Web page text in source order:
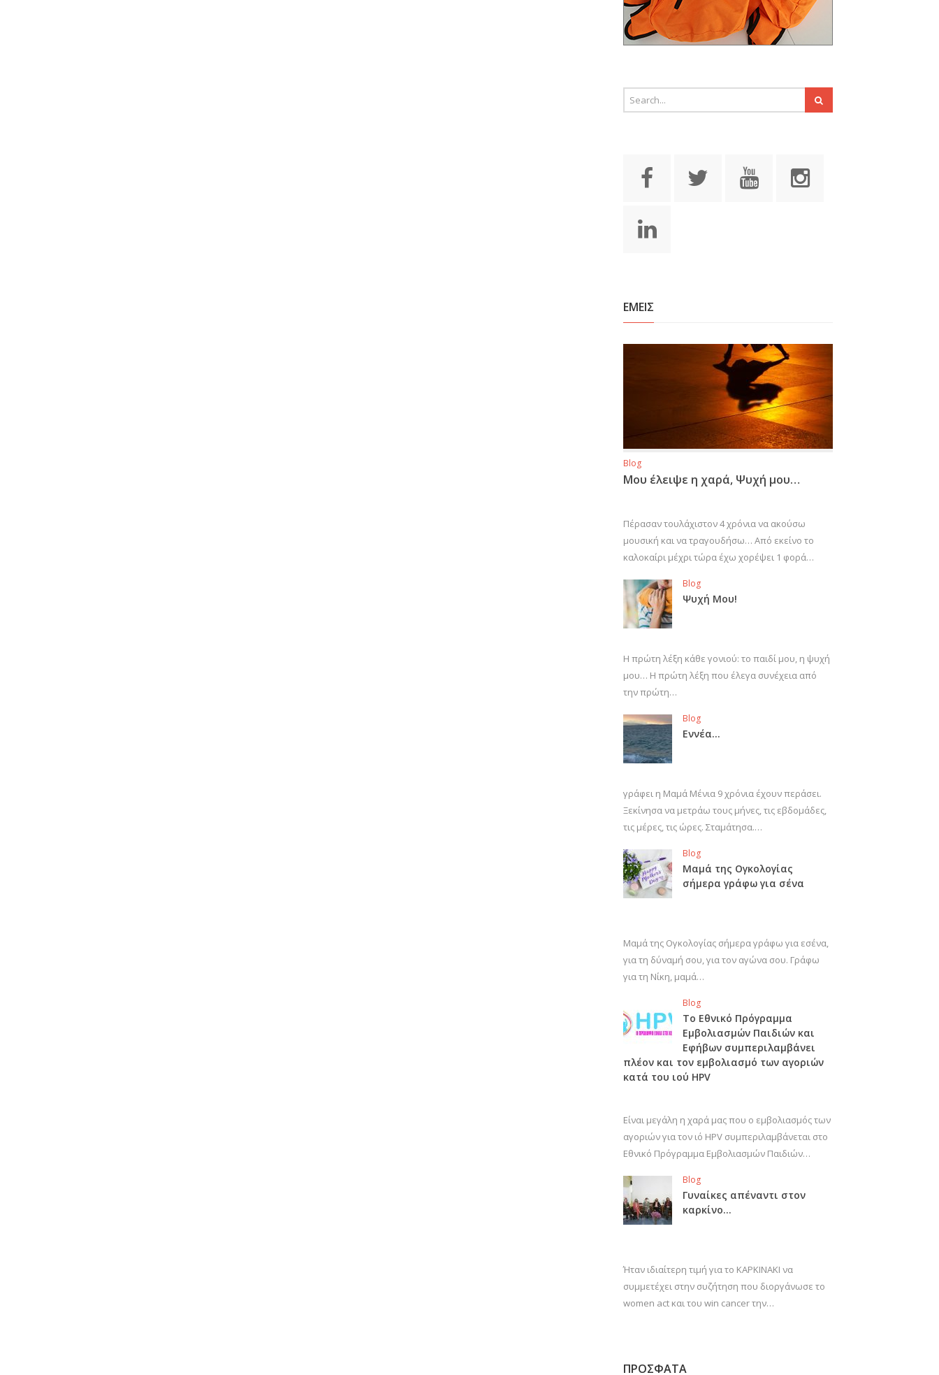
ΕΜΕΙΣ
Blog
Μου έλειψε η χαρά, Ψυχή μου…
Πέρασαν τουλάχιστον 4 χρόνια να ακούσω
μουσική και να τραγουδήσω… Από εκείνο το
καλοκαίρι μέχρι τώρα έχω χορέψει 1 φορά…
Blog
Ψυχή Μου!
Η πρώτη λέξη κάθε γονιού: το παιδί μου, η ψυχή
μου… Η πρώτη λέξη που έλεγα συνέχεια από
την πρώτη…
Blog
Εννέα…
γράφει η Μαμά Μένια 9 χρόνια έχουν περάσει.
Ξεκίνησα να μετράω τους μήνες, τις εβδομάδες,
τις μέρες, τις ώρες. Σταμάτησα.…
Blog
Μαμά της Ογκολογίας
σήμερα γράφω για σένα
Μαμά της Ογκολογίας σήμερα γράφω για εσένα,
για τη δύναμή σου, για τον αγώνα σου. Γράφω
για τη Νίκη, μαμά…
Blog
Το Εθνικό Πρόγραμμα
Εμβολιασμών Παιδιών και
Εφήβων συμπεριλαμβάνει
πλέον και τον εμβολιασμό των αγοριών
κατά του ιού HPV
Είναι μεγάλη η χαρά μας που ο εμβολιασμός των
αγοριών για τον ιό HPV συμπεριλαμβάνεται στο
Εθνικό Πρόγραμμα Εμβολιασμών Παιδιών…
Blog
Γυναίκες απέναντι στον
καρκίνο…
Ήταν ιδιαίτερη τιμή για το ΚΑΡΚΙΝΑΚΙ να
συμμετέχει στην συζήτηση που διοργάνωσε το
women act και του win cancer την…
ΠΡΟΣΦΑΤΑ